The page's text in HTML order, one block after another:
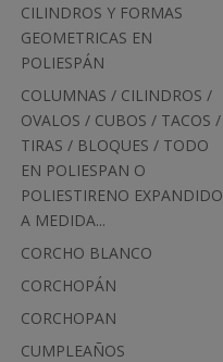
CILINDROS Y FORMAS
GEOMETRICAS EN
POLIESPÁN
COLUMNAS / CILINDROS /
OVALOS / CUBOS / TACOS /
TIRAS / BLOQUES / TODO
EN POLIESPAN O
POLIESTIRENO EXPANDIDO
A MEDIDA...
CORCHO BLANCO
CORCHOPÁN
CORCHOPAN
CUMPLEAÑOS